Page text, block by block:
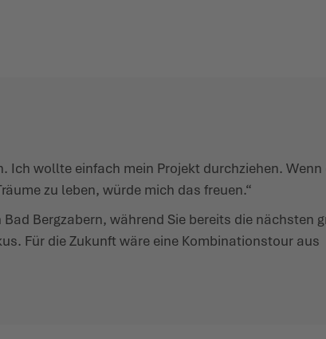
Ich wollte einfach mein Projekt durchziehen. Wenn
zu leben, würde mich das freuen.“
Bergzabern, während Sie bereits die nächsten
Für die Zukunft wäre eine Kombinationstour aus